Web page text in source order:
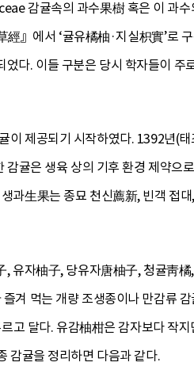
감귤속의 과수果樹 혹은 이 과
』에서 ‘귤유橘柚·지실枳實’로
다. 이들 구분은 당시 학자들이 주
이 제공되기 시작하였다. 1392년
귤은 생육 상의 기후 환경 제약으
과生果는 종묘 천신薦新, 빈객 접
유자柚子, 당유자唐柚子, 청귤靑
겨 먹는 개량 조생종이나 만감류
고 달다. 유감柚柑은 감자보다 작
감귤을 정리하면 다음과 같다.